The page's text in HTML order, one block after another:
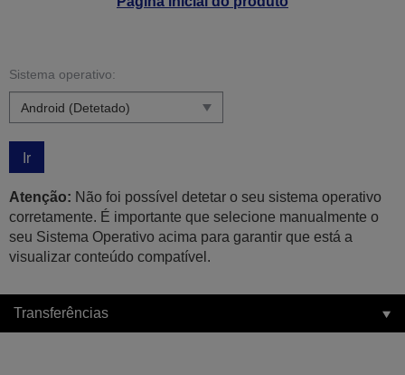
Sistema operativo:
Ir
Atenção: Não foi possível detetar o seu sistema operativo
corretamente. É importante que selecione manualmente o
seu Sistema Operativo acima para garantir que está a
visualizar conteúdo compatível.
Transferências